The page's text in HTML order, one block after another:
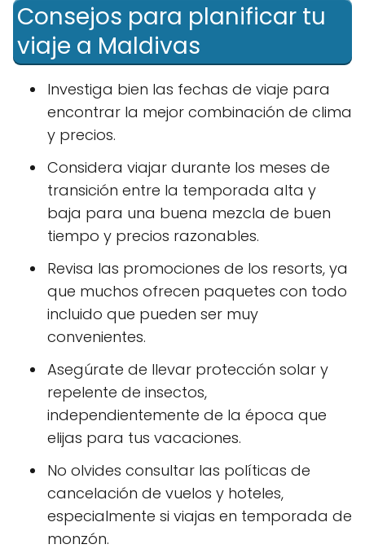
Consejos para planificar tu
viaje a Maldivas
Investiga bien las fechas de viaje para
encontrar la mejor combinación de clima
y precios.
Considera viajar durante los meses de
transición entre la temporada alta y
baja para una buena mezcla de buen
tiempo y precios razonables.
Revisa las promociones de los resorts, ya
que muchos ofrecen paquetes con todo
incluido que pueden ser muy
convenientes.
Asegúrate de llevar protección solar y
repelente de insectos,
independientemente de la época que
elijas para tus vacaciones.
No olvides consultar las políticas de
cancelación de vuelos y hoteles,
especialmente si viajas en temporada de
monzón.